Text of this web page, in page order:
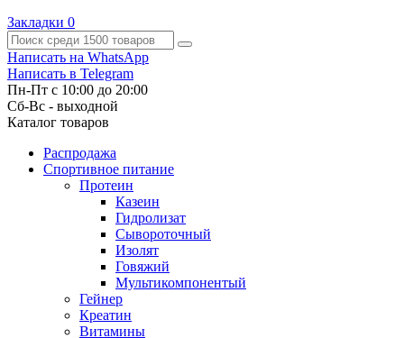
Закладки 0
Написать на WhatsApp
Написать в Telegram
Пн-Пт с 10:00 до 20:00
Cб-Вс - выходной
Каталог товаров
Распродажа
Спортивное питание
Протеин
Казеин
Гидролизат
Сывороточный
Изолят
Говяжий
Мультикомпонентый
Гейнер
Креатин
Витамины